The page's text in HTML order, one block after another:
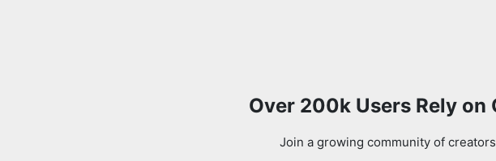
Over 200k Users Rely
Join a growing community of